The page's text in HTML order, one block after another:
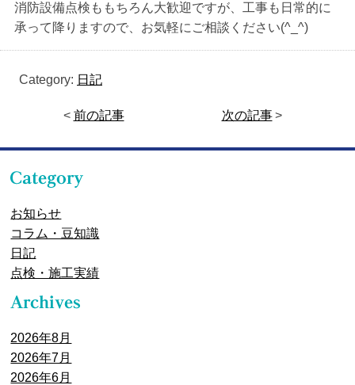
消防設備点検ももちろん大歓迎ですが、工事も日常的に
承って降りますので、お気軽にご相談ください(^_^)
Category: 日記
< 前の記事 次の記事 >
お知らせ
コラム・豆知識
日記
点検・施工実績
2026年8月
2026年7月
2026年6月